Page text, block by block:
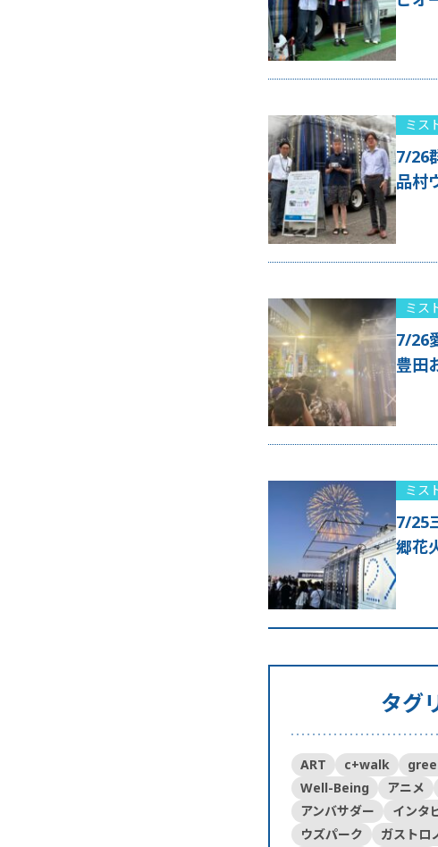
ミス
7/26
品村
ミス
7/26
豊田
ミス
7/25
郷花
タグ
ART c+walk
Well-Being
アニメ
アンバサダー
インタ
ウズパーク
ガストロ